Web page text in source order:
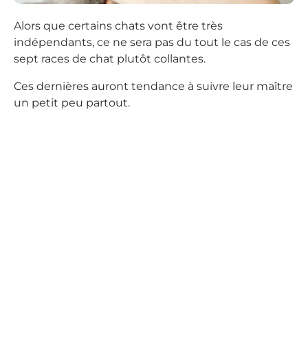
Alors que certains chats vont être très
indépendants, ce ne sera pas du tout le cas de ces
sept races de chat plutôt collantes.
Ces dernières auront tendance à suivre leur maître
un petit peu partout.